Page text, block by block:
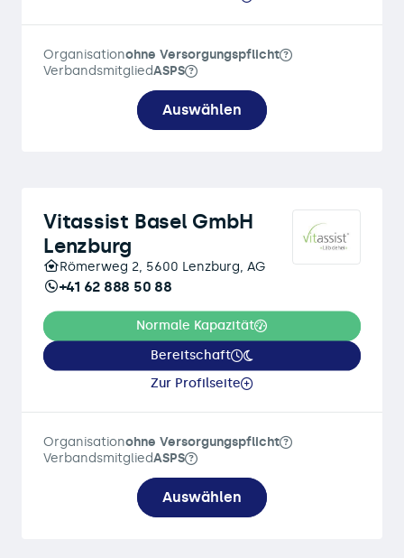
Organisationohne Versorgungspflicht
VerbandsmitgliedASPS
Auswählen
Vitassist Basel GmbH
Lenzburg
Römerweg 2, 5600 Lenzburg, AG
+41 62 888 50 88
Normale Kapazität
Bereitschaft
Zur Profilseite
Organisationohne Versorgungspflicht
VerbandsmitgliedASPS
Auswählen